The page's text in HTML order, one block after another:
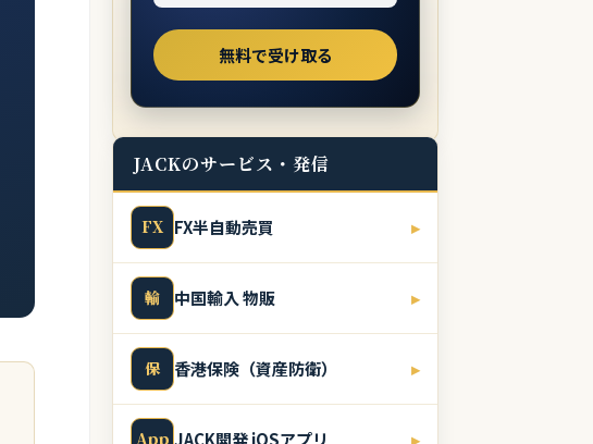
JACKのサービス・発信
FX FX半自動売買 ▸
輸 中国輸入 物販 ▸
保 香港保険（資産防衛） ▸
App JACK開発 iOSアプリ ▸